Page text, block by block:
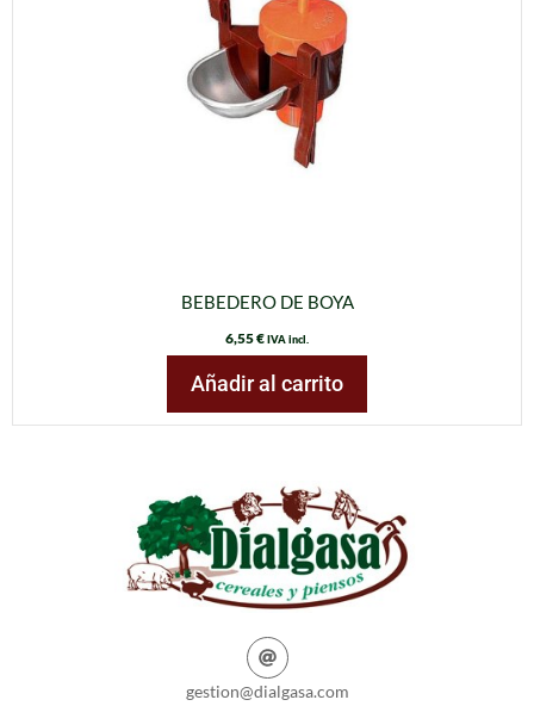
BEBEDERO DE BOYA
6,55€IVA incl.
Añadir al carrito
gestion@dialgasa.com